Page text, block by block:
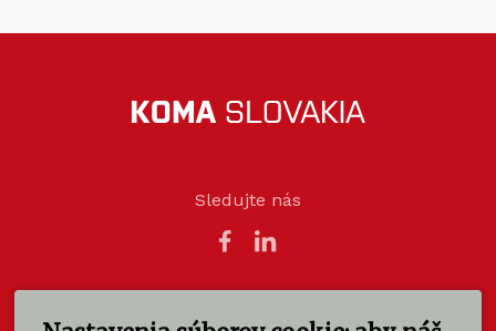
Sledujte nás